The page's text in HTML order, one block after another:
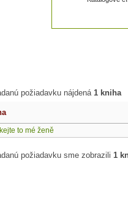
požiadavku nájdená1 kniha
to mé ženě
požiadavku sme zobrazili 1